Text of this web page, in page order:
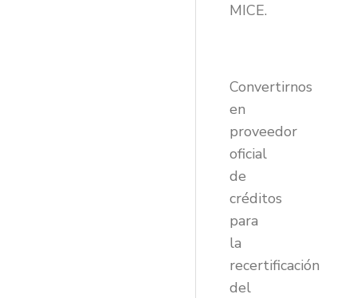
MICE.
Convertirnos
en
proveedor
oficial
de
créditos
para
la
recertificación
del